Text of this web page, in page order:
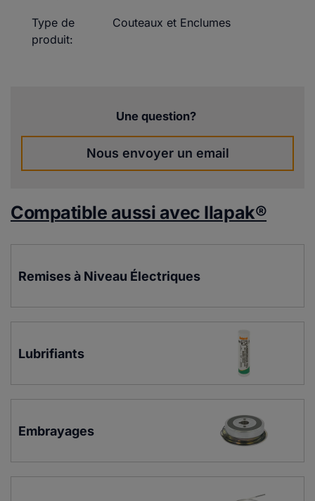
Type de
produit:
Couteaux et Enclumes
Une question?
Nous envoyer un email
Compatible aussi avec Ilapak®
Remises à Niveau Électriques
Lubrifiants
Embrayages